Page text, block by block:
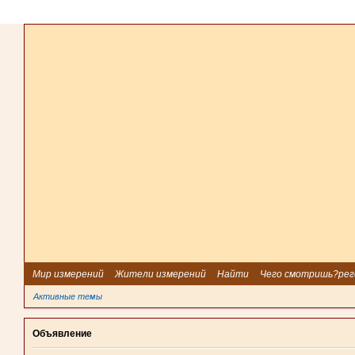
Мир измерений Жители измерений Найти Чего
Активные темы
Объявление